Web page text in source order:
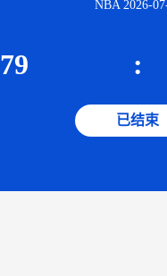
NBA 2026-
79 :
已结束